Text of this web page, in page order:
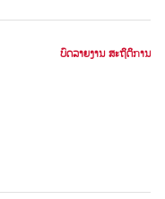
ບົດລາຍງານ ສະຖິຕິການເງິ